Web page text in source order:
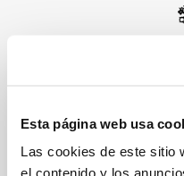
Esta página web usa
Las cookies de este sitio
el contenido y los
CONGREGACIÓN
JESUCRISTO
SALA DEL